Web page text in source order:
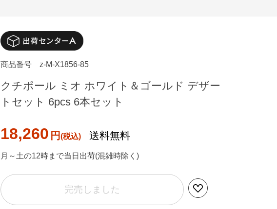
商品番号 z-M-X1856-85
クチポール ミオ ホワイト＆ゴールド デザー
トセット 6pcs 6本セット
18,260 円 送料無料
月～土の12時まで当日出荷(混雑時除く)
完売しました